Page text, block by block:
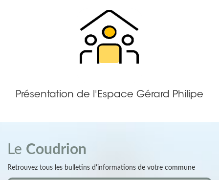
Présentation de l'Espace Gérard Philipe
Le Coudrion
Retrouvez tous les bulletins d'informations de votre commune